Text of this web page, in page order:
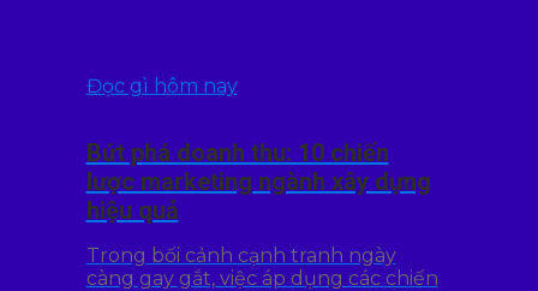
Đọc gì hôm nay
Bứt phá doanh thu: 10 chiến
lược marketing ngành xây dựng
hiệu quả
Trong bối cảnh cạnh tranh ngày
càng gay gắt, việc áp dụng các chiến